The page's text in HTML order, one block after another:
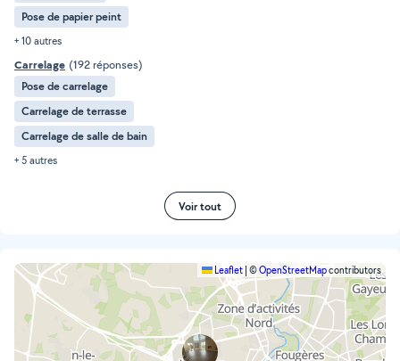
Pose de papier peint
+ 10 autres
Carrelage (192 réponses)
Pose de carrelage
Carrelage de terrasse
Carrelage de salle de bain
+ 5 autres
Voir tout
Leaflet ©OpenStreetMapcontributors